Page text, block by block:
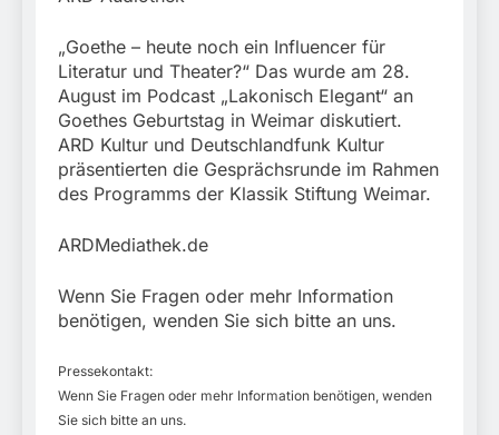
„Goethe – heute noch ein Influencer für
Literatur und Theater?“ Das wurde am 28.
August im Podcast „Lakonisch Elegant“ an
Goethes Geburtstag in Weimar diskutiert.
ARD Kultur und Deutschlandfunk Kultur
präsentierten die Gesprächsrunde im Rahmen
des Programms der Klassik Stiftung Weimar.
ARDMediathek.de
Wenn Sie Fragen oder mehr Information
benötigen, wenden Sie sich bitte an uns.
Pressekontakt:
Wenn Sie Fragen oder mehr Information benötigen, wenden
Sie sich bitte an uns.